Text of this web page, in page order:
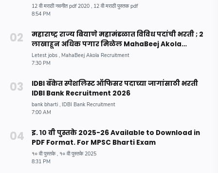
महाराष्ट्र राज्य बियाणे महामंडळात विविध पदांची भरती ; 2
लाखाहून अधिक पगार मिळेल MahaBeej Akola
Recruitment 2023
IDBI बँकेत स्पेशलिस्ट ऑफिसर पदाच्या जागांसाठी भरती
IDBI Bank Recruitment 2026
इ. १० वी पुस्तके 2025-26 Available to Download in
PDF Format. For MPSC Bharti Exam